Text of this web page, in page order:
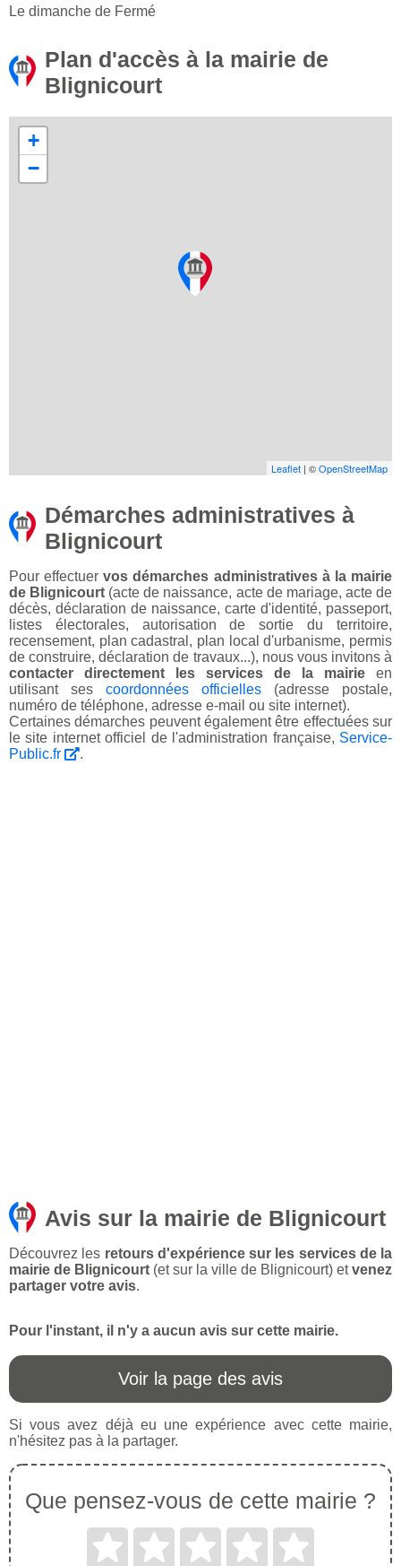
Le dimanche de Fermé
Plan d'accès à la mairie de
Blignicourt
+
−
Leaflet | ©OpenStreetMap
Démarches administratives à
Blignicourt
Pour effectuervos démarches administratives à la mairie
de Blignicourt (acte de naissance, acte de mariage, acte de
décès, déclaration de naissance, carte d'identité, passeport,
listes électorales, autorisation de sortie du territoire,
recensement, plan cadastral, plan local d'urbanisme, permis
de construire, déclaration de travaux...), nous vous invitons à
contacter directement les services de la mairie en
utilisant ses coordonnées officielles (adresse postale,
numéro de téléphone, adresse e-mail ou site internet).
Certaines démarches peuvent également être effectuées sur
le site internet officiel de l'administration française, Service-
Public.fr
.
Avis sur la mairie de Blignicourt
Découvrez les retours d'expérience sur les services de la
mairie de Blignicourt (et sur la ville de Blignicourt) etvenez
partager votre avis.
Pour l'instant, il n'y a aucun avis sur cette mairie.
Voir la page des avis
Si vous avez déjà eu une expérience avec cette mairie,
n'hésitez pas à la partager.
Que pensez-vous de cette mairie ?